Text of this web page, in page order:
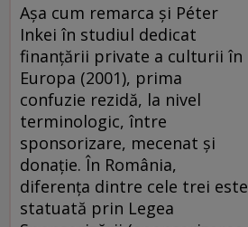
Aşa cum remarca şi Péter
Inkei în studiul dedicat
finanţării private a culturii în
Europa (2001), prima
confuzie rezidă, la nivel
terminologic, între
sponsorizare, mecenat şi
donaţie. În România,
diferenţa dintre cele trei este
statuată prin Legea